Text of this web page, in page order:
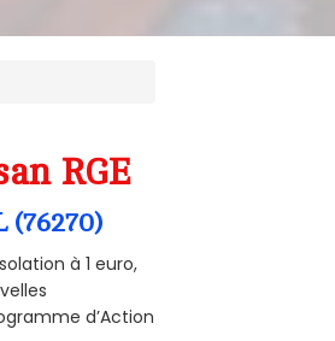
RGE
(76270)
à 1 euro,
d’Action